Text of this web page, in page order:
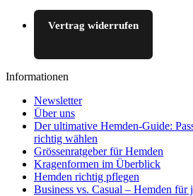
Vertrag widerrufen
Informationen
Newsletter
Über uns
Der ultimative Hemden-Guide:
richtig wählen
Grössenratgeber für Hemden
Kragenformen im Überblick
Hemden richtig pflegen
Business vs. Casual – Hemden für